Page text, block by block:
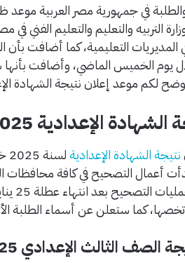
في جمهورية مصر العربية موعد
والتعليم والتعليم الفني في
المديريات التعليمية، كما أضافت بأن
يوم الخميس الماضي، وأضافت بأنها
لكم موعد إعلان نتيجة الشهادة
الإعدادية 2025
نتيجة الشهادة الإعدادية
من
كما ستعلن عن أسماء الطلبة
الثالث الإعدادي 2025